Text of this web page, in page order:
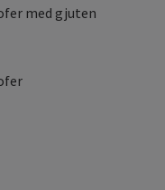
med gjuten